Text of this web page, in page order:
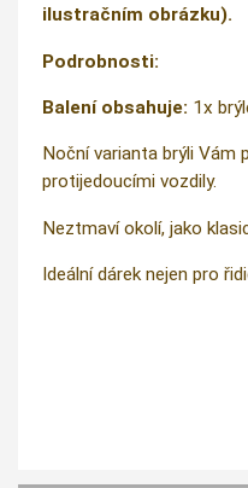
ilustračním obrázku).
Podrobnosti:
Balení obsahuje: 1x
Noční varianta brýli Vám
protijedoucími vozdily.
Neztmaví okolí, jako
Ideální dárek nejen pro